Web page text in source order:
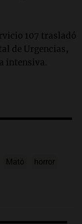
107 trasladó
de Urgencias,
intensiva.
Mató horror